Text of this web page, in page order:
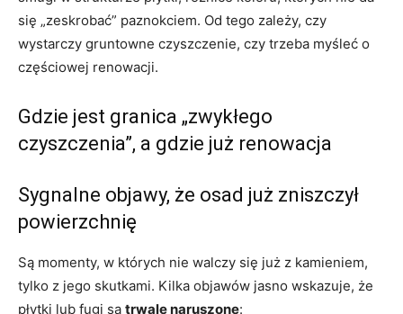
się „zeskrobać” paznokciem. Od tego zależy, czy
wystarczy gruntowne czyszczenie, czy trzeba myśleć o
częściowej renowacji.
Gdzie jest granica „zwykłego
czyszczenia”, a gdzie już renowacja
Sygnalne objawy, że osad już zniszczył
powierzchnię
Są momenty, w których nie walczy się już z kamieniem,
tylko z jego skutkami. Kilka objawów jasno wskazuje, że
płytki lub fugi są trwale naruszone: